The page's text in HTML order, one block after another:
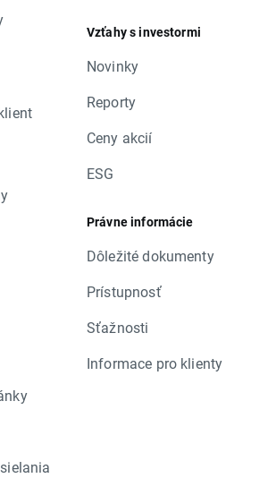
Vzťahy s investormi
Novinky
Reporty
Ceny akcií
ESG
Právne informácie
Dôležité dokumenty
Prístupnosť
Sťažnosti
Informace pro klienty